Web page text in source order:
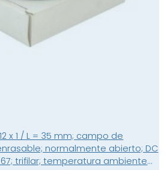
x 1 / L = 35 mm; campo de
normalmente abierto; DC
67; trifilar; temperatura ambiente